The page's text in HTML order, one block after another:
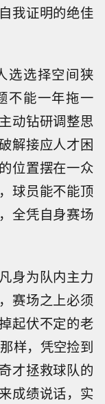
我证明的绝佳
选选择空间狭
不能一年拖一
动钻研调整思
解接应人才困
位置摆在一众
球员能不能顶
全凭自身赛场
身为队内主力
赛场之上必须
起伏不定的老
样，凭空捡到
才拯救球队的
成绩说话，实